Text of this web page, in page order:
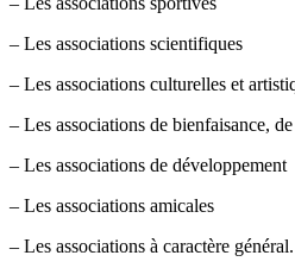
– Les associations scientifiques
– Les associations culturelles et
– Les associations de bienfaisance,
– Les associations de développement
– Les associations amicales
– Les associations à caractère général.